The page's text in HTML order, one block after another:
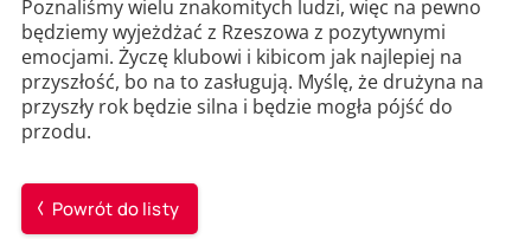
Poznaliśmy wielu znakomitych ludzi, więc na pewno
będziemy wyjeżdżać z Rzeszowa z pozytywnymi
emocjami. Życzę klubowi i kibicom jak najlepiej na
przyszłość, bo na to zasługują. Myślę, że drużyna na
przyszły rok będzie silna i będzie mogła pójść do
przodu.
Powrót do listy